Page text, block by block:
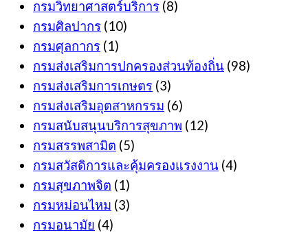
กรมวิทยาศาสตร์บริการ (8)
กรมศิลปากร (10)
กรมศุลกากร (1)
กรมส่งเสริมการปกครองส่วนท้องถิ่น (98)
กรมส่งเสริมการเกษตร (3)
กรมส่งเสริมอุตสาหกรรม (6)
กรมสนับสนุนบริการสุขภาพ (12)
กรมสรรพสามิต (5)
กรมสวัสดิการและคุ้มครองแรงงาน (4)
กรมสุขภาพจิต (1)
กรมหม่อนไหม (3)
กรมอนามัย (4)